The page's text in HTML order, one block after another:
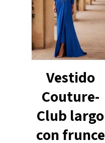
Vestido
Couture-
Club largo
con frunce